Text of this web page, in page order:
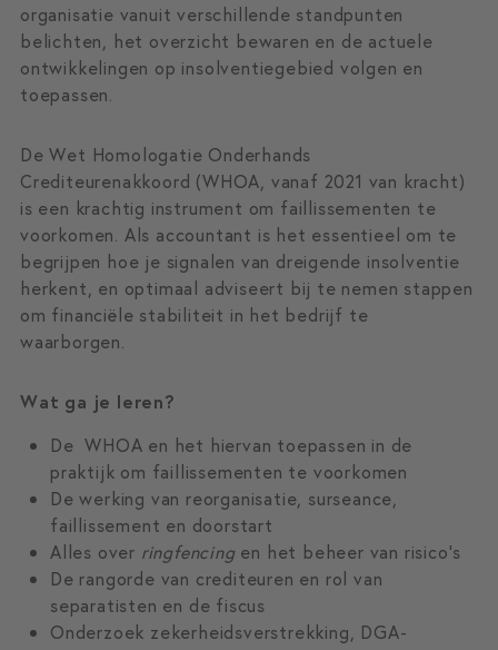
organisatie vanuit verschillende standpunten
belichten, het overzicht bewaren en de actuele
ontwikkelingen op insolventiegebied volgen en
toepassen.
De Wet Homologatie Onderhands
Crediteurenakkoord (WHOA, vanaf 2021 van kracht)
is een krachtig instrument om faillissementen te
voorkomen. Als accountant is het essentieel om te
begrijpen hoe je signalen van dreigende insolventie
herkent, en optimaal adviseert bij te nemen stappen
om financiële stabiliteit in het bedrijf te
waarborgen.
Wat ga je leren?
De WHOA en het hiervan toepassen in de
praktijk om faillissementen te voorkomen
De werking van reorganisatie, surseance,
faillissement en doorstart
Alles over ringfencingen het beheer van risico's
De rangorde van crediteuren en rol van
separatisten en de fiscus
Onderzoek zekerheidsverstrekking, DGA-